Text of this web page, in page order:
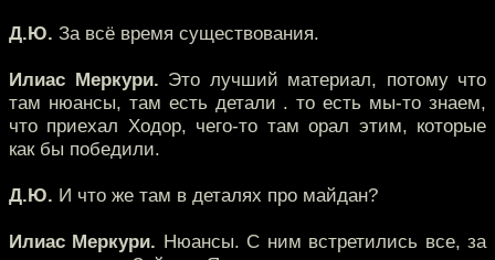
Д.Ю. За всё время существования.
Илиас Меркури. Это лучший материал, потому что
там нюансы, там есть детали . то есть мы-то знаем,
что приехал Ходор, чего-то там орал этим, которые
как бы победили.
Д.Ю. И что же там в деталях про майдан?
Илиас Меркури. Нюансы. С ним встретились все, за